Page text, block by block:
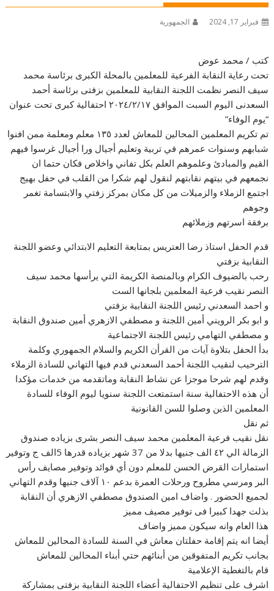
فبراير 17, 2024 الجمهورية
كتب / محمد عوض
تحت رعاية النقابة الفرعية للمعلمين بالمحلة الكبرى برئاسة محمد
سيف النصر نظمت اللجنة النقابية للمعلمين بزفتى برئاسة أحمد
السعدنى اليوم السبت الموافق ٢٠٢٤/٢/١٧ احتفالية كبرى تحت عنوان
“يوم الوفاء”
تم تكريم المعلمين المحالين للمعاش لعدد ١٣٥ معلم ومعلمة ممن افنوا
شبابهم وسنوات عمرهم في تربية وتعليم أجيال ورا أجيال غرسوا فيهم
القيم والمبادئ وعلموهم العلم بكل تفاني واخلاص فكان حتما ان
نجمعهم في بيتهم نقابتهم لنقول لهم شكرا من القلب في حفل بهيج
اجتمع الزملاء والزميلات من كل مكان بمركز زفتي والابتسامة تغمر
وجوهم
برفقة اسرتهم وزملائهم
قدم الحفل استاذ رضا العتريس بمتابعة التعليم الابتدائي وعضو اللجنة
النقابية بزفتي
رحب بالضيوف الكرام وبالمنصة الكريمة التي يرأسها محمد سيف
النصر نقيب فرعية المعلمين بلجانها الست
و احمد السعدني رئيس اللجنة النقابية بزفتي
و ابو بكر الرويني أمين اللجنة و مصطفي الازهري أمين صندوق النقابة
و مصطفي التهامي رئيس اللجنة الاجتماعية
بدأ الحفل بتلاوة آيات من القرأن الكريم والسلام الجمهوري وكلمة
الترحيب لنقيب اللجنة أحمد السعدني قدم فيها التهاني للسادة الزملاء
وقدم لهم شرحا موجزا عن نشاط النقابة وماتقدمه من خدمات مؤكدا
أن هذه الاحتفالية سنة استمتعت اللجنة سنويا ليوم الوفاء للسادة
المعلمين الذين وصلوا للسن القانونية
ثم نقل
نقل نقيب فرعية المعلمين محمد سيف النصر بشرى بزياده صندوق
الزمالة الي ٤٢ الف جنيها بدلا من 37 شهر بزياده قدرها 5الف ج وتوفير
استمارات القرض الحسن للمعلم دون أي فوائد وتوفير مصايف رأس
البر ومرسي مطروح ورحلات العمرة بدعم ١٠ آلاف جنيها وقدم التهاني
لجميع الحضور . واضاف امين الصندوق مصطفي الازهري أن النقابة
بذلت جهدا كبيرا فى توفير مصيف مميز
هذا العام وانه سيكون مميز واضاف
أيضا انه يتم إقامة حفلتان معاش في السنة للسادة المحالين للمعاش
بجانب تكريم المتفوقين من أبنائهم حتي أبناء المحالين للمعاش
قام بالتغطية الإعلامية
اشرف على تنظيم الاحتفالية أعضاء اللجنة النقابية بزفتى بمشاركة